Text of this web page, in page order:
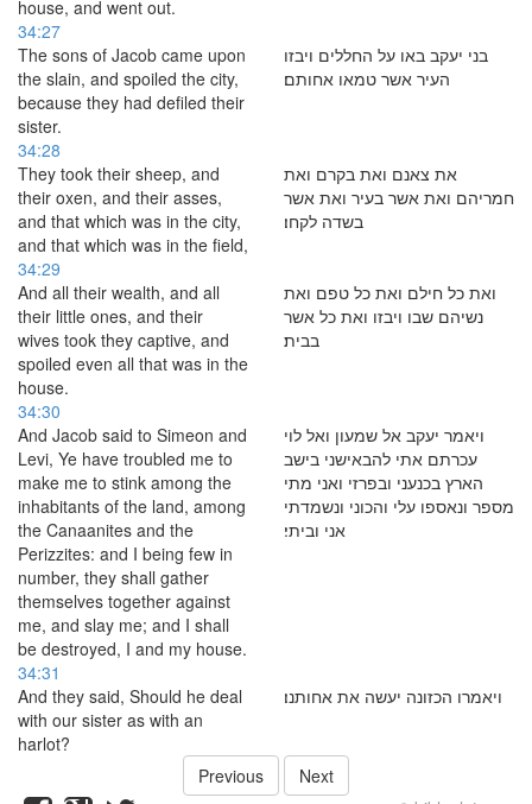
house, and went out.
34:27
The sons of Jacob came upon
the slain, and spoiled the city,
because they had defiled their
sister.
בני יעקב באו על החללים ויבזו
העיר אשר טמאו אחותם׃
34:28
They took their sheep, and
their oxen, and their asses,
and that which was in the city,
and that which was in the field,
את צאנם ואת בקרם ואת
חמריהם ואת אשר בעיר ואת אשר
בשדה לקחו׃
34:29
And all their wealth, and all
their little ones, and their
wives took they captive, and
spoiled even all that was in the
house.
ואת כל חילם ואת כל טפם ואת
נשיהם שבו ויבזו ואת כל אשר
בבית׃
34:30
And Jacob said to Simeon and
Levi, Ye have troubled me to
make me to stink among the
inhabitants of the land, among
the Canaanites and the
Perizzites: and I being few in
number, they shall gather
themselves together against
me, and slay me; and I shall
be destroyed, I and my house.
ויאמר יעקב אל שמעון ואל לוי
עכרתם אתי להבאישני בישב
הארץ בכנעני ובפרזי ואני מתי
מספר ונאספו עלי והכוני ונשמדתי
אני וביתי׃
34:31
And they said, Should he deal
with our sister as with an
harlot?
ויאמרו הכזונה יעשה את אחותנו׃
Previous
Next